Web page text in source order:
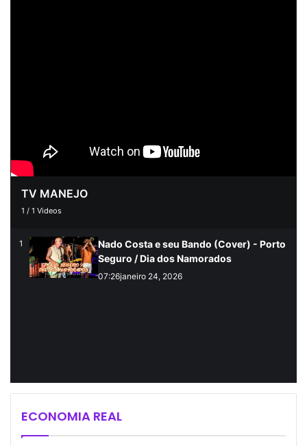
TV MANEJO
1 / 1 Videos
1
Nado Costa e seu Bando (Cover) - Porto
Seguro / Dia dos Namorados
07:26janeiro 24, 2026
ECONOMIA REAL